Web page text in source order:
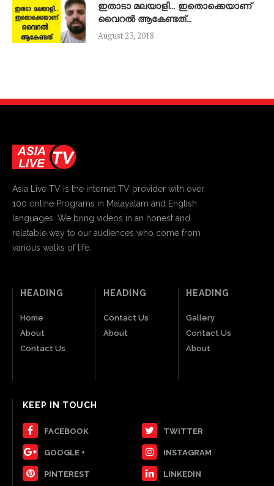
ഇതാടാ മലയാളി… ഇതൊക്കെയാണ്
വൈറൽ ആകേണ്ടത്…
August 23, 2018
Asia Live TV is the internet TV provider with over
100 online Programs in Malayalam and English
languages. We bring videos in an honest and
relatable way to our audiences who come from
various walks of life.
HEADING
Home
About
Contact Us
HEADING
Contact Us
About
HEADING
Gallery
Contact Us
About
KEEP IN TOUCH
FACEBOOK TWITTER
GOOGLE + INSTAGRAM
PINTEREST LINKEDIN